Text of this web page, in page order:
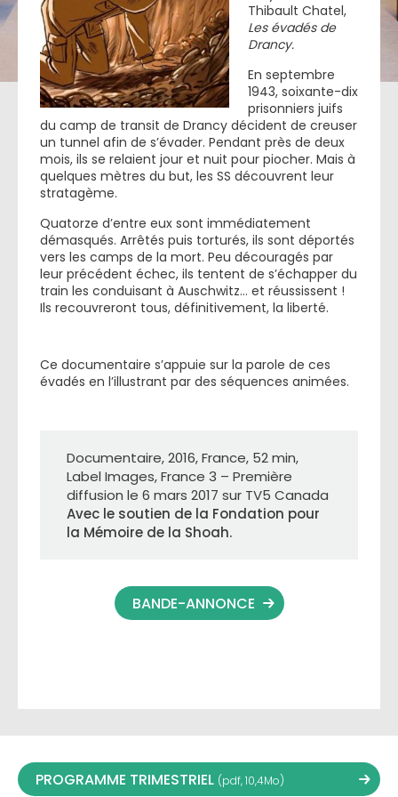
Thibault Chatel,
Les évadés de
Drancy.
En septembre
1943, soixante-dix
prisonniers juifs
du camp de transit de Drancy décident de creuser
un tunnel afin de s’évader. Pendant près de deux
mois, ils se relaient jour et nuit pour piocher. Mais à
quelques mètres du but, les SS découvrent leur
stratagème.
Quatorze d’entre eux sont immédiatement
démasqués. Arrêtés puis torturés, ils sont déportés
vers les camps de la mort. Peu découragés par
leur précédent échec, ils tentent de s’échapper du
train les conduisant à Auschwitz… et réussissent !
Ils recouvreront tous, définitivement, la liberté.
Ce documentaire s’appuie sur la parole de ces
évadés en l’illustrant par des séquences animées.
Documentaire, 2016, France, 52 min,
Label Images, France 3 – Première
diffusion le 6 mars 2017 sur TV5 Canada
Avec le soutien de la Fondation pour
la Mémoire de la Shoah.
BANDE-ANNONCE
PROGRAMME TRIMESTRIEL (pdf, 10,4Mo)